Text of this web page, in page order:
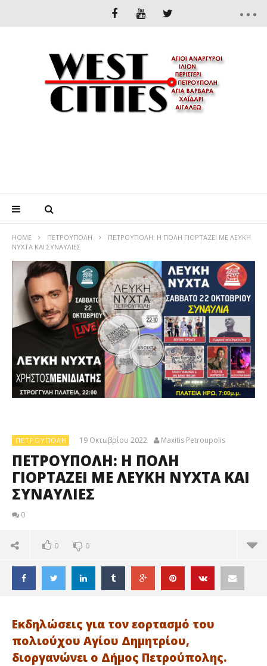
HOME ΠΕΤΡΟΎΠΟΛΗ
ΠΕΤΡΟΥΠΟΛΗ: Η ΠΟΛΗ ΓΙΟΡΤΑΖΕΙ ΜΕ ΛΕΥΚΗ
ΝΥΧΤΑ ΚΑΙ ΣΥΝΑΥΛΙΕΣ
ΠΕΤΡΟΎΠΟΛΗ 19 Οκτωβρίου 2022 Maxitis Petroupolis
ΠΕΤΡΟΥΠΟΛΗ: Η ΠΟΛΗ
ΓΙΟΡΤΑΖΕΙ ΜΕ ΛΕΥΚΗ ΝΥΧΤΑ ΚΑΙ
ΣΥΝΑΥΛΙΕΣ
0
0 0
Εκδηλώσεις για τον εορτασμό του
πολιούχου Αγίου Δημητρίου,
διοργανώνει ο Δήμος Πετρούπολης.